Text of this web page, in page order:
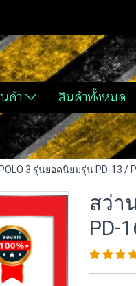
ค้า สินค้าทั้งหมด
3 รุ่นยอดนิยมรุ่น PD-13 /
สว่า
PD-